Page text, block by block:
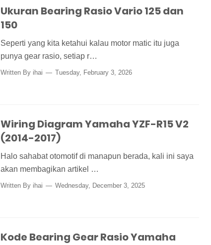
Ukuran Bearing Rasio Vario 125 dan
150
Seperti yang kita ketahui kalau motor matic itu juga
punya gear rasio, setiap r…
Written By ihai Tuesday, February 3, 2026
Wiring Diagram Yamaha YZF-R15 V2
(2014-2017)
Halo sahabat otomotif di manapun berada, kali ini saya
akan membagikan artikel …
Written By ihai Wednesday, December 3, 2025
Kode Bearing Gear Rasio Yamaha